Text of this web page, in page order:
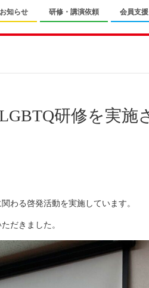
お知らせ 研修・講演依頼 会員支
研修を実施
わる啓発活動を実施しています。
だきました。